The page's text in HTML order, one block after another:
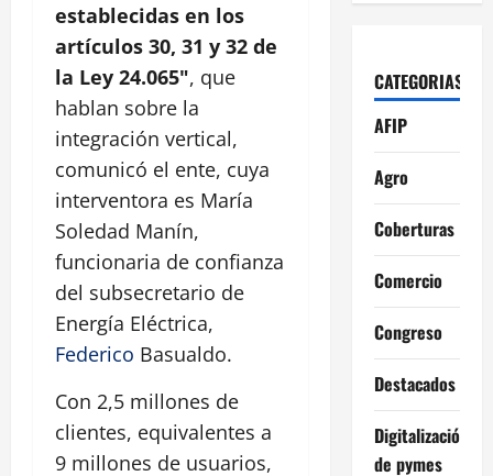
establecidas en los
artículos 30, 31 y 32 de
la Ley 24.065", que
hablan sobre la
integración vertical,
comunicó el ente, cuya
interventora es María
Soledad Manín,
funcionaria de confianza
del subsecretario de
Energía Eléctrica,
Federico Basualdo.
Con 2,5 millones de
clientes, equivalentes a
9 millones de usuarios,
CATEGORIAS
AFIP
Agro
Coberturas
Comercio
Congreso
Destacados
Digitalización
de pymes